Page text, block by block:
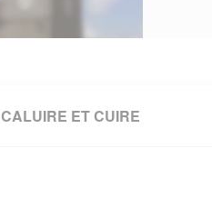
CALUIRE ET CUIRE